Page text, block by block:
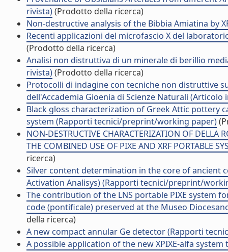
rivista)(Prodotto della ricerca)
Non-destructive analysis of the Bibbia Amiatina by
Recenti applicazioni del microfascio X del
(Prodotto della ricerca)
Analisi non distruttiva di un minerale di berillio
rivista)(Prodotto della ricerca)
Protocolli di indagine con tecniche non distruttive
dell'Accademia Gioenia di Scienze Naturali (Articolo
Black gloss characterization of Greek Attic pottery
system (Rapporti tecnici/preprint/working paper)
NON-DESTRUCTIVE CHARACTERIZATION OF DELLA
THE COMBINED USE OF PIXE AND XRF
ricerca)
Silver content determination in the core of ancient
Activation Analisys) (Rapporti tecnici/preprint/
The contribution of the LNS portable PIXE system
code (pontificale) preserved at the Museo
della ricerca)
A new compact annular Ge detector (Rapporti
A possible application of the new XPIXE-alfa